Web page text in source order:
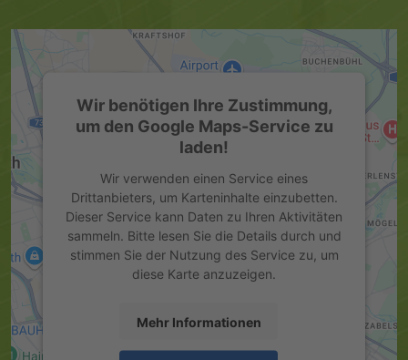
Wir benötigen Ihre Zustimmung,
um den Google Maps-Service zu
laden!
Wir verwenden einen Service eines
Drittanbieters, um Karteninhalte einzubetten.
Dieser Service kann Daten zu Ihren Aktivitäten
sammeln. Bitte lesen Sie die Details durch und
stimmen Sie der Nutzung des Service zu, um
diese Karte anzuzeigen.
Mehr Informationen